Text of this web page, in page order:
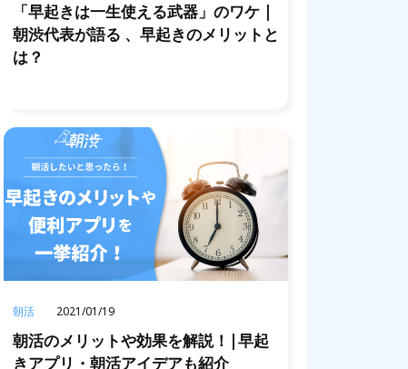
「早起きは一生使える武器」のワケ |
朝渋代表が語る 、早起きのメリットと
は？
朝活2021/01/19
朝活のメリットや効果を解説！|早起
きアプリ・朝活アイデアも紹介